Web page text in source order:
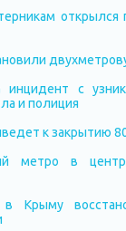
открылся
инцидент с
и полиция
к закрытию
метро в
в Крыму